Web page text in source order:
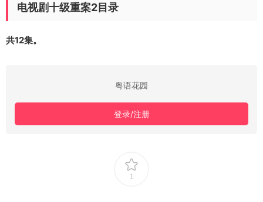
电视剧十级重案2目录
共12集。
粤语花园
登录/注册
1